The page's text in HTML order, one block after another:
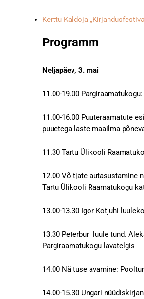
Kerttu Kaldoja
Programm
Neljapäev, 3. mai
11.00-19.00
11.00-16.00 Puuteraamatute
puuetega laste maailma
11.30 Tartu Ülikooli
12.00 Võitjate autasustamine
Tartu Ülikooli
13.00-13.30 Igor Kotjuhi
13.30 Peterburi luule tund.
Pargiraamatukogu
14.00 Näituse avamine:
14.00-15.30 Ungari